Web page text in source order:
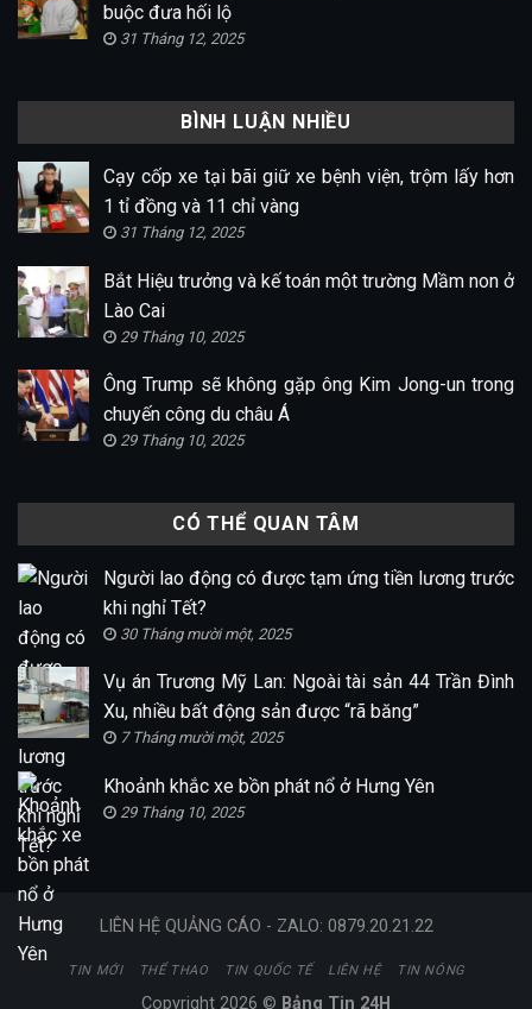
buộc đưa hối lộ
31 Tháng 12, 2025
BÌNH LUẬN NHIỀU
Cạy cốp xe tại bãi giữ xe bệnh viện, trộm lấy hơn
1 tỉ đồng và 11 chỉ vàng
31 Tháng 12, 2025
Bắt Hiệu trưởng và kế toán một trường Mầm non ở
Lào Cai
29 Tháng 10, 2025
Ông Trump sẽ không gặp ông Kim Jong-un trong
chuyến công du châu Á
29 Tháng 10, 2025
CÓ THỂ QUAN TÂM
Người lao động có được tạm ứng tiền lương trước
khi nghỉ Tết?
30 Tháng mười một, 2025
Vụ án Trương Mỹ Lan: Ngoài tài sản 44 Trần Đình
Xu, nhiều bất động sản được “rã băng”
7 Tháng mười một, 2025
Khoảnh khắc xe bồn phát nổ ở Hưng Yên
29 Tháng 10, 2025
LIÊN HỆ QUẢNG CÁO - ZALO: 0879.20.21.22
TIN MỚI THỂ THAO TIN QUỐC TẾ LIÊN HỆ TIN NÓNG
Copyright 2026 © Bảng Tin 24H